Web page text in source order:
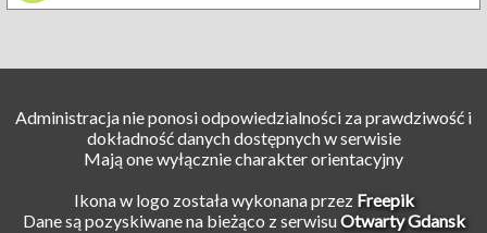
Administracja nie ponosi odpowiedzialności za prawdziwość i
dokładność danych dostępnych w serwisie
Mają one wyłącznie charakter orientacyjny
Ikona w logo została wykonana przez Freepik
Dane są pozyskiwane na bieżąco z serwisuOtwarty Gdansk